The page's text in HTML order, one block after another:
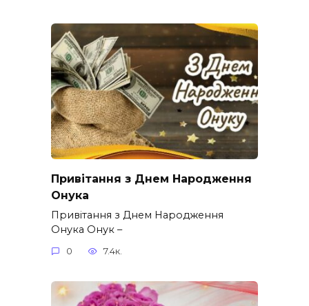
Привітання з Днем Народження
Онука
Привітання з Днем Народження
Онука Онук –
0 7.4к.